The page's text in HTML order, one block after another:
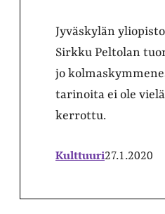
Jyväskylän
Sirkku Peltolan
jo
tarinoita ei ole
kerrottu.
Kulttuuri27.1.2020